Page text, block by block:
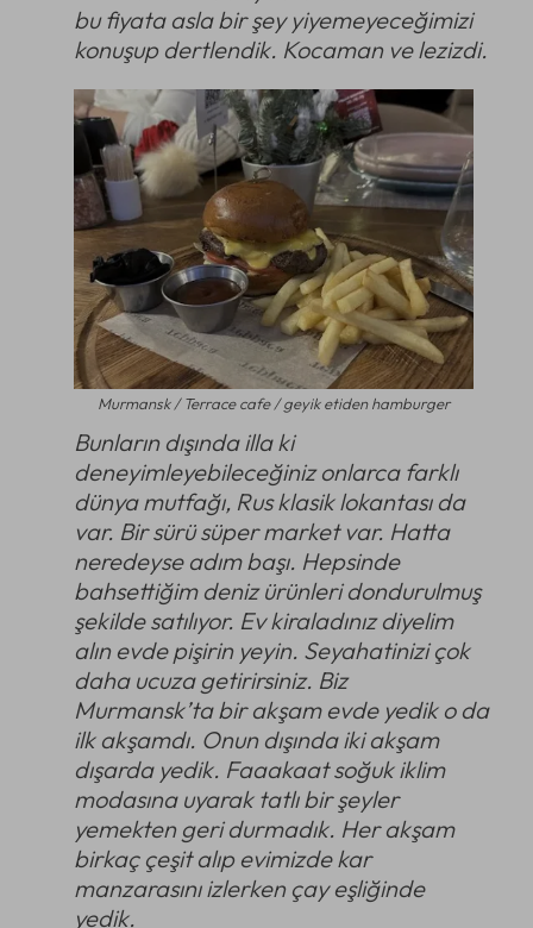
bu fiyata asla bir şey yiyemeyeceğimizi
konuşup dertlendik. Kocaman ve lezizdi.
Murmansk / Terrace cafe / geyik etiden hamburger
Bunların dışında illa ki
deneyimleyebileceğiniz onlarca farklı
dünya mutfağı, Rus klasik lokantası da
var. Bir sürü süper market var. Hatta
neredeyse adım başı. Hepsinde
bahsettiğim deniz ürünleri dondurulmuş
şekilde satılıyor. Ev kiraladınız diyelim
alın evde pişirin yeyin. Seyahatinizi çok
daha ucuza getirirsiniz. Biz
Murmansk’ta bir akşam evde yedik o da
ilk akşamdı. Onun dışında iki akşam
dışarda yedik. Faaakaat soğuk iklim
modasına uyarak tatlı bir şeyler
yemekten geri durmadık. Her akşam
birkaç çeşit alıp evimizde kar
manzarasını izlerken çay eşliğinde
yedik.